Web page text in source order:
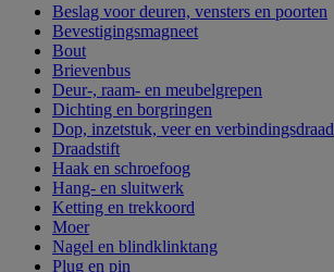
Beslag voor deuren, vensters en poorten
Bevestigingsmagneet
Bout
Brievenbus
Deur-, raam- en meubelgrepen
Dichting en borgringen
Dop, inzetstuk, veer en verbindingsdraad
Draadstift
Haak en schroefoog
Hang- en sluitwerk
Ketting en trekkoord
Moer
Nagel en blindklinktang
Plug en pin